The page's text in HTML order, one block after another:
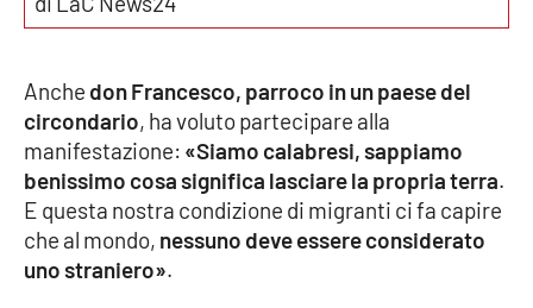
Sport
RUBRICHE
Good Morning Vietnam
Parchi Marini Calabria
Leggendo Alvaro insieme
Anche don Francesco, parroco in un paese del
circondario, ha voluto partecipare alla
manifestazione: «Siamo calabresi, sappiamo
benissimo cosa significa lasciare la propria terra.
E questa nostra condizione di migranti ci fa capire
che al mondo, nessuno deve essere considerato
uno straniero».